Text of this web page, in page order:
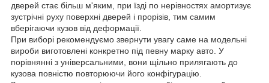
дверей стає більш м'яким, при їзді по нерівностях амортизує
зустрічні руху поверхні дверей і прорізів, тим самим
вберігаючи кузов від деформації.
При виборі рекомендуємо звернути увагу саме на модельні
вироби виготовлені конкретно під певну марку авто. У
порівнянні з універсальними, вони щільно прилягають до
кузова повністю повторюючи його конфігурацію.